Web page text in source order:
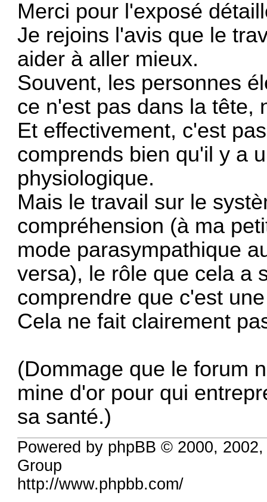
Merci pour l'exposé
Je rejoins l'avis que le
aider à aller mieux.
Souvent, les personnes
ce n'est pas dans la tête,
Et effectivement, c'est
comprends bien qu'il y a
physiologique.
Mais le travail sur le
compréhension (à ma
mode parasympathique
versa), le rôle que cela a
comprendre que c'est
Cela ne fait clairement
(Dommage que le forum
mine d'or pour qui
sa santé.)
Powered by phpBB © 2000,
Group
http://www.phpbb.com/